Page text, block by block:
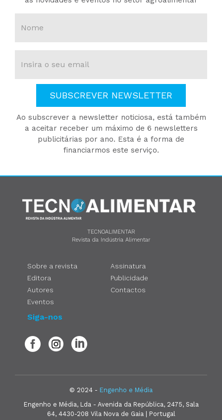
SUBSCREVER NEWSLETTER
Ao subscrever a newsletter noticiosa, está também
a aceitar receber um máximo de 6 newsletters
publicitárias por ano. Esta é a forma de
financiarmos este serviço.
TECNOALIMENTAR
Revista da Indústria Alimentar
Sobre a revista
Editora
Autores
Eventos
Assinatura
Publicidade
Contactos
Siga-nos
© 2024 - Engenho e Média
Engenho e Média, Lda - Avenida da República, 2475, Sala
64, 4430-208 Vila Nova de Gaia | Portugal